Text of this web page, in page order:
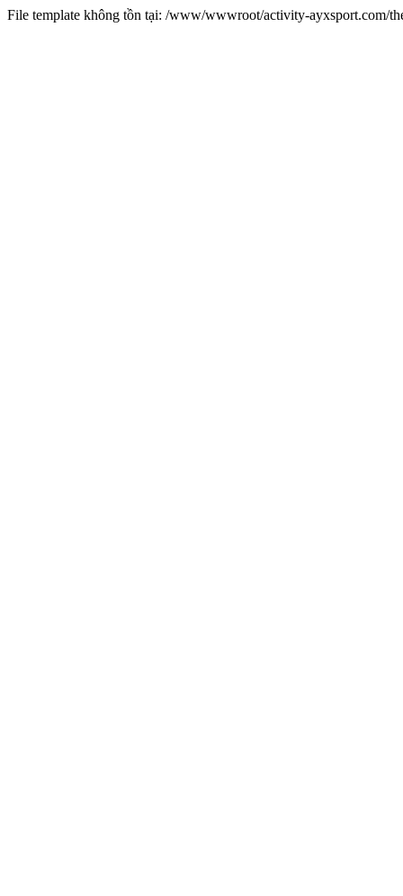
File template không tồn tại: /www/wwwroot/activity-ayxsport.com/